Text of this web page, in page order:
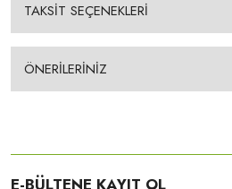
TAKSİT SEÇENEKLERİ
ÖNERİLERİNİZ